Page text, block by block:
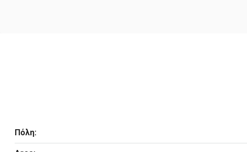
Πόλη: